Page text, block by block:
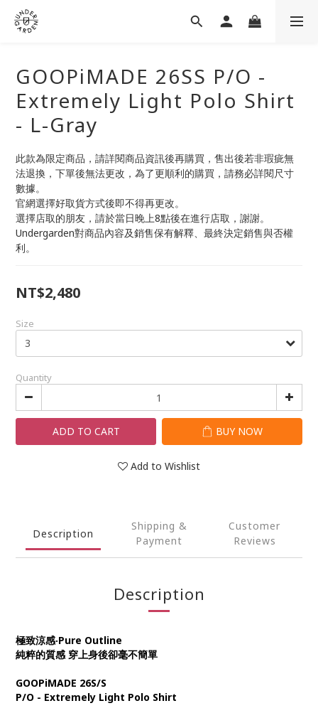
GOOPiMADE 26SS P/O -
Extremely Light Polo Shirt
- L-Gray
此款為限定商品，請詳閱商品資訊後再購買，售出後若非瑕疵無
法退換，下單後無法更改，為了更順利的購買，請務必詳閱尺寸
數據。
官網選擇好取貨方式後即不得再更改。
選擇店取的朋友，請於當日晚上8點後在進行店取，謝謝。
Undergarden對商品內容及銷售保有解釋、最終決定銷售與否權
利。
NT$2,480
Size
Quantity
ADD TO CART BUY NOW
Add to Wishlist
Description
Shipping &
Payment
Customer
Reviews
Description
極致涼感‧Pure Outline
純粹的質感 穿上身後卻毫不簡單
GOOPiMADE 26S/S
P/O - Extremely Light Polo Shirt